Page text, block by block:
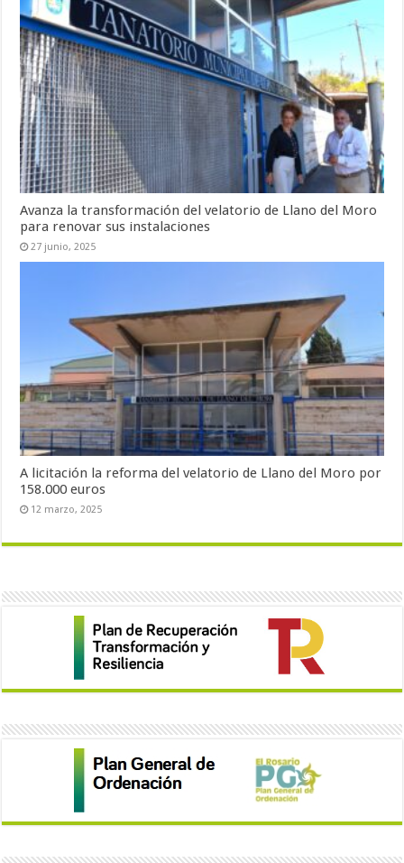
Avanza la transformación del velatorio de Llano del Moro
para renovar sus instalaciones
27 junio, 2025
A licitación la reforma del velatorio de Llano del Moro por
158.000 euros
12 marzo, 2025